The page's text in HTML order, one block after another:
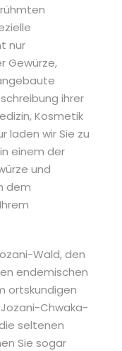
nur
Gewürze,
ihrer
Kosmetik
laden wir Sie zu
einem der
und
dem
Wald, den
endemischen
ortskundigen
Chwaka-
seltenen
Sie sogar